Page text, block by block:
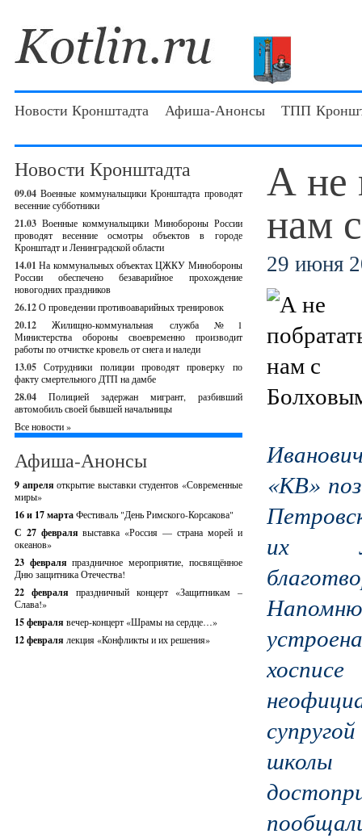
Новости Кронштадта Афиша-Анонсы ТПП
Новости Кронштадта
09.04 Военные коммунальщики Кронштадта проводят
весенние субботники
21.03 Военные коммунальщики Минобороны России
проводят весенние осмотры объектов в городе
Кронштадт и Ленинградской области
14.01 На коммунальных объектах ЦЖКУ Минобороны
России обеспечено безаварийное прохождение
новогодних праздников
26.12О проведении противоаварийных тренировок
20.12
Жилищно-коммунальная служба №1
Министерства обороны своевременно производит
работы по отчистке кровель от снега и наледи
13.05 Сотрудники полиции проводят проверку по
факту смертельного ДТП на дамбе
28.04
Полицией задержан мигрант, разбивший
автомобиль своей бывшей начальницы
Все новости »
Афиша-Анонсы
9 апреляоткрытие выставки студентов «Современные
миры»
16 и 17 мартаФестиваль "День Римского-Корсакова"
С 27 февралявыставка «Россия — страна морей и
океанов»
23 февраляпраздничное мероприятие, посвящённое
Дню защитника Отечества!
22 февраля праздничный концерт «Защитникам –
Слава!»
15 февраля вечер-концерт «Шрамы на сердце…»
12 февраля лекция «Конфликты и их решения»
А не
нам
29 июня
«КВ»
их